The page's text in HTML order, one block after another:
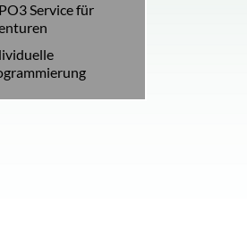
Service für